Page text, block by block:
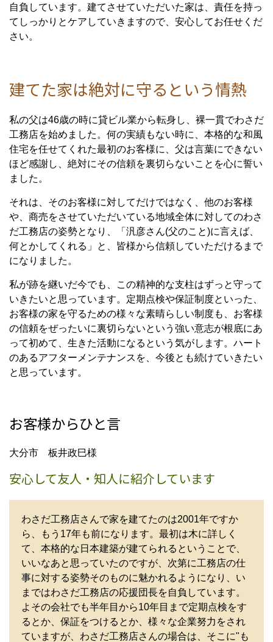
自負しています。建てさせていただいた家は、責任を持っ
てしっかりとケアしていきますので、安心してお任せくだ
さい。
建てた家は絶対に守るという情熱
私の父は46歳の時に貸ビル業から転身し、裸一貫でわさだ
工務店を始めました。何の実績もない時に、本格的な和風
住宅を任せてくれた最初のお客様に、父は言葉にできない
ほど感謝し、絶対にその信頼を裏切らないことを心に誓い
ました。
それは、そのお客様に対してだけではなく、他のお客様
や、商売をさせていただいている地域全体に対してのわさ
だ工務店の姿勢となり、「汎彦さん(父のこと)に言えば、
何とかしてくれる」と、皆様から信頼していただけるまで
になりました。
私が跡を継いだ今でも、この精神的な支柱はずっと守って
いきたいと思っています。定期点検や保証制度といった、
お客様の家を守るための様々な素晴らしい制度も、お客様
の信頼をぜったいに裏切らないという強い意志が根底にあ
って初めて、生きた活動になるという気がします。ハート
のあるアフターメンテナンスを、今後とも続けていきたい
と思っています。
お客様からひと言
大分市 板井政巳様
安心して友人・知人に紹介しています
わさだ工務店さんで家を建てたのは2001年ですか
ら、もう17年も前になります。最初は木に詳しく
て、本格的な日本建築が建てられるということで、
いいなあと思っていたのですが、次第に工務店の仕
事に対する姿勢そのものに魅かれるようになり、い
まではわさだ工務店の応援団長を自負しています。
よその会社でも半年目から10年目まで定期点検をす
るとか、保証をつけるとか、様々な企業努力をされ
ていますが、わさだ工務店さんの場合は、そこに"も